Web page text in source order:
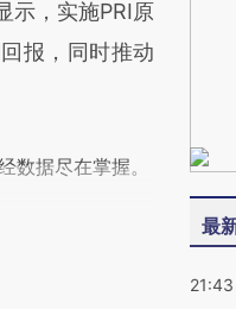
示，实施PRI原
报，同时推动
数据尽在掌握。
最
21:43